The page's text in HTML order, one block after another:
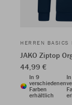
HERREN BASICS
JAKO Ziptop
44,99 €
In 9
verschiedenen
Farben
erhältlich